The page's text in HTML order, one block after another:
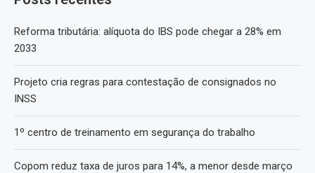
Reforma tributária: alíquota do IBS pode chegar a 28% em
2033
Projeto cria regras para contestação de consignados no
INSS
1º centro de treinamento em segurança do trabalho
Copom reduz taxa de juros para 14%, a menor desde março